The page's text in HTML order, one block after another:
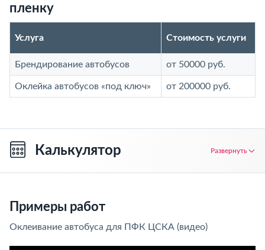
пленку
Услуга Стоимость услуги
Брендирование автобусов от 50000 руб.
Оклейка автобусов «под ключ» от 200000 руб.
Калькулятор Развернуть
Примеры работ
Оклеивание автобуса для ПФК ЦСКА (видео)